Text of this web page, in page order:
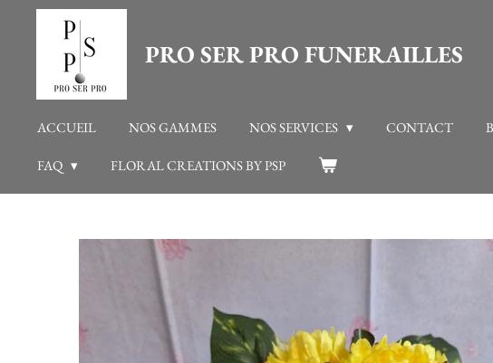
contenu
PRO SER PRO FUNERAILLES
ACCUEIL NOS GAMMES NOS SERVICES CONTACT
FAQ FLORAL CREATIONS BY PSP